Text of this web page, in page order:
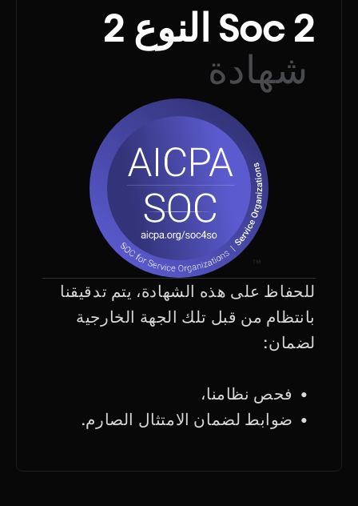
Soc 2 النوع 2
شهادة
للحفاظ على هذه الشهادة، يتم تدقيقنا
بانتظام من قبل تلك الجهة الخارجية
لضمان:
• فحص نظامنا،
• ضوابط لضمان الامتثال الصارم.